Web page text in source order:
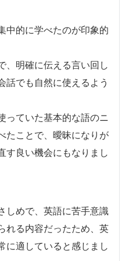
中的に学べたのが印象的
、明確に伝える言い回し
話でも自然に使えるよう
っていた基本的な語のニ
たことで、曖昧になりが
す良い機会にもなりまし
しめで、英語に苦手意識
れる内容だったため、英
に適していると感じまし